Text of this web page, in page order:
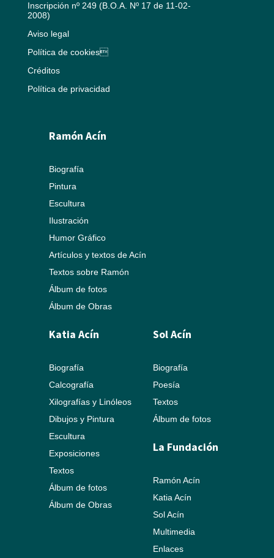
Inscripción nº 249 (B.O.A. Nº 17 de 11-02-
2008)
Aviso legal
Política de cookies
Créditos
Política de privacidad
Ramón Acín
Biografía
Pintura
Escultura
Ilustración
Humor Gráfico
Artículos y textos de Acín
Textos sobre Ramón
Álbum de fotos
Álbum de Obras
Katia Acín
Biografía
Calcografía
Xilografías y Linóleos
Dibujos y Pintura
Escultura
Exposiciones
Textos
Álbum de fotos
Álbum de Obras
Sol Acín
Biografía
Poesía
Textos
Álbum de fotos
La Fundación
Ramón Acín
Katia Acín
Sol Acín
Multimedia
Enlaces